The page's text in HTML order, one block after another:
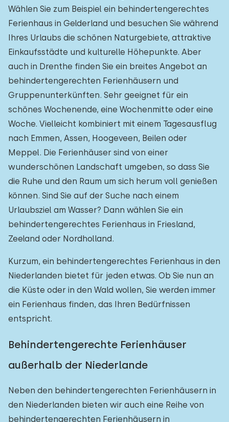
Wählen Sie zum Beispiel ein behindertengerechtes
Ferienhaus in Gelderland und besuchen Sie während
Ihres Urlaubs die schönen Naturgebiete, attraktive
Einkaufsstädte und kulturelle Höhepunkte. Aber
auch in Drenthe finden Sie ein breites Angebot an
behindertengerechten Ferienhäusern und
Gruppenunterkünften. Sehr geeignet für ein
schönes Wochenende, eine Wochenmitte oder eine
Woche. Vielleicht kombiniert mit einem Tagesausflug
nach Emmen, Assen, Hoogeveen, Beilen oder
Meppel. Die Ferienhäuser sind von einer
wunderschönen Landschaft umgeben, so dass Sie
die Ruhe und den Raum um sich herum voll genießen
können. Sind Sie auf der Suche nach einem
Urlaubsziel am Wasser? Dann wählen Sie ein
behindertengerechtes Ferienhaus in Friesland,
Zeeland oder Nordholland.
Kurzum, ein behindertengerechtes Ferienhaus in den
Niederlanden bietet für jeden etwas. Ob Sie nun an
die Küste oder in den Wald wollen, Sie werden immer
ein Ferienhaus finden, das Ihren Bedürfnissen
entspricht.
Behindertengerechte Ferienhäuser
außerhalb der Niederlande
Neben den behindertengerechten Ferienhäusern in
den Niederlanden bieten wir auch eine Reihe von
behindertengerechten Ferienhäusern in